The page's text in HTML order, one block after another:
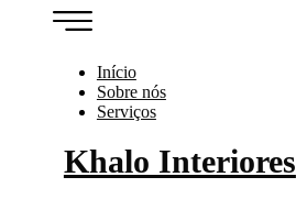
Início
Sobre nós
Serviços
Khalo Interiores